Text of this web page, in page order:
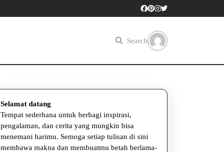
Search
Selamat datang
Tempat sederhana untuk berbagi inspirasi,
pengalaman, dan cerita yang mungkin bisa
menemani harimu. Semoga setiap tulisan di sini
membawa makna dan membuatmu betah berlama-